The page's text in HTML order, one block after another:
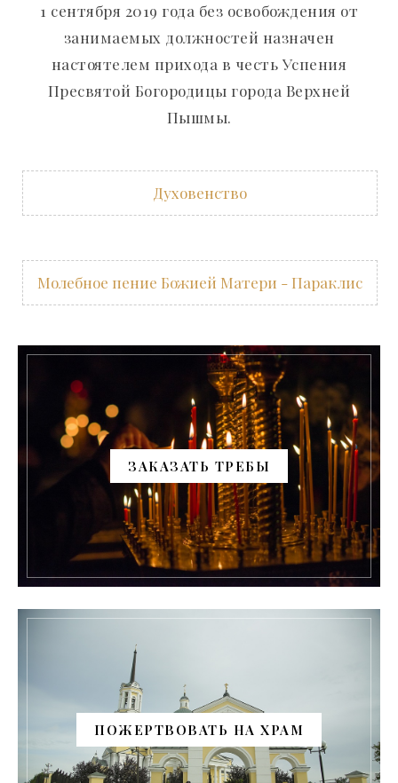
1 сентября 2019 года без освобождения от
занимаемых должностей назначен
настоятелем прихода в честь Успения
Пресвятой Богородицы города Верхней
Пышмы.
Духовенство
Молебное пение Божией Матери - Параклис
ЗАКАЗАТЬ ТРЕБЫ
ПОЖЕРТВОВАТЬ НА ХРАМ